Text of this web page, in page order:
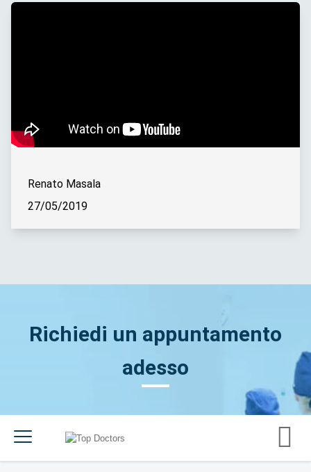
Renato Masala
27/05/2019
Richiedi un appuntamento
adesso